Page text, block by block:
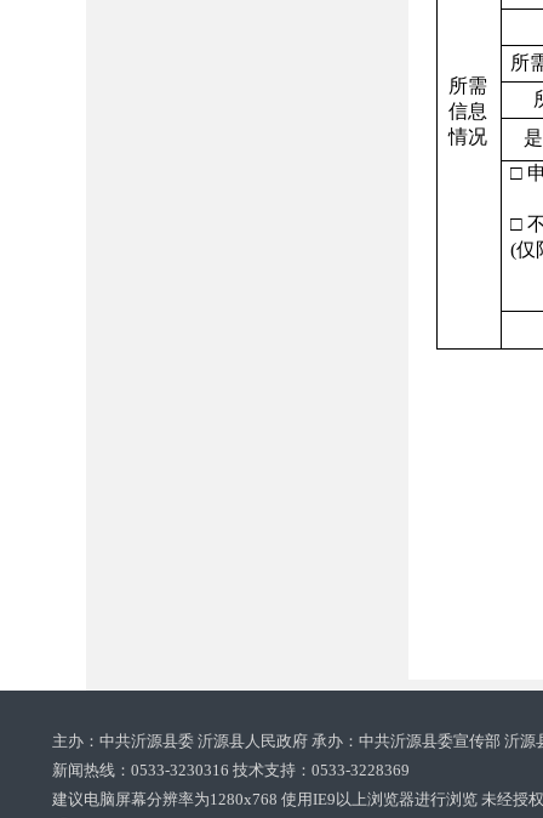
所需
信息
情况
所
□
□
(仅
主办：中共沂源县委 沂源县人民政府 承办：中共沂源县委宣传部 沂
新闻热线：0533-3230316 技术支持：0533-3228369‌‌
建议电脑屏幕分辨率为1280x768 使用IE9以上浏览器进行浏览 未经授